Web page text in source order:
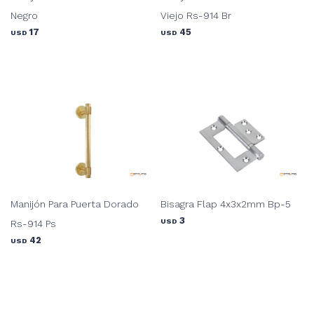
Negro
USD 17
Viejo Rs-914 Br
USD 45
Manijón Para Puerta Dorado
Rs-914 Ps
USD 42
Bisagra Flap 4x3x2mm Bp-5
USD 3